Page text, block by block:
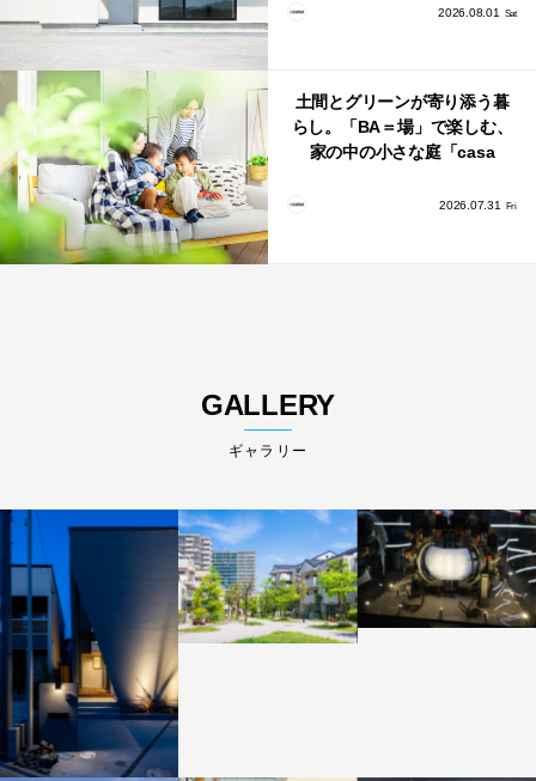
2026.08.01 Sat
土間とグリーンが寄り添う暮
らし。「BA＝場」で楽しむ、
家の中の小さな庭「casa
2026.07.31 Fri
GALLERY
ギャラリー